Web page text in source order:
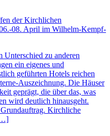
der Kirchlichen
08. April im Wilhelm-Kempf-
Unterschied zu anderen
ein eigenes und
geführten Hotels reichen
Auszeichnung. Die Häuser
geprägt, die über das, was
wird deutlich hinausgeht.
Kirchliche